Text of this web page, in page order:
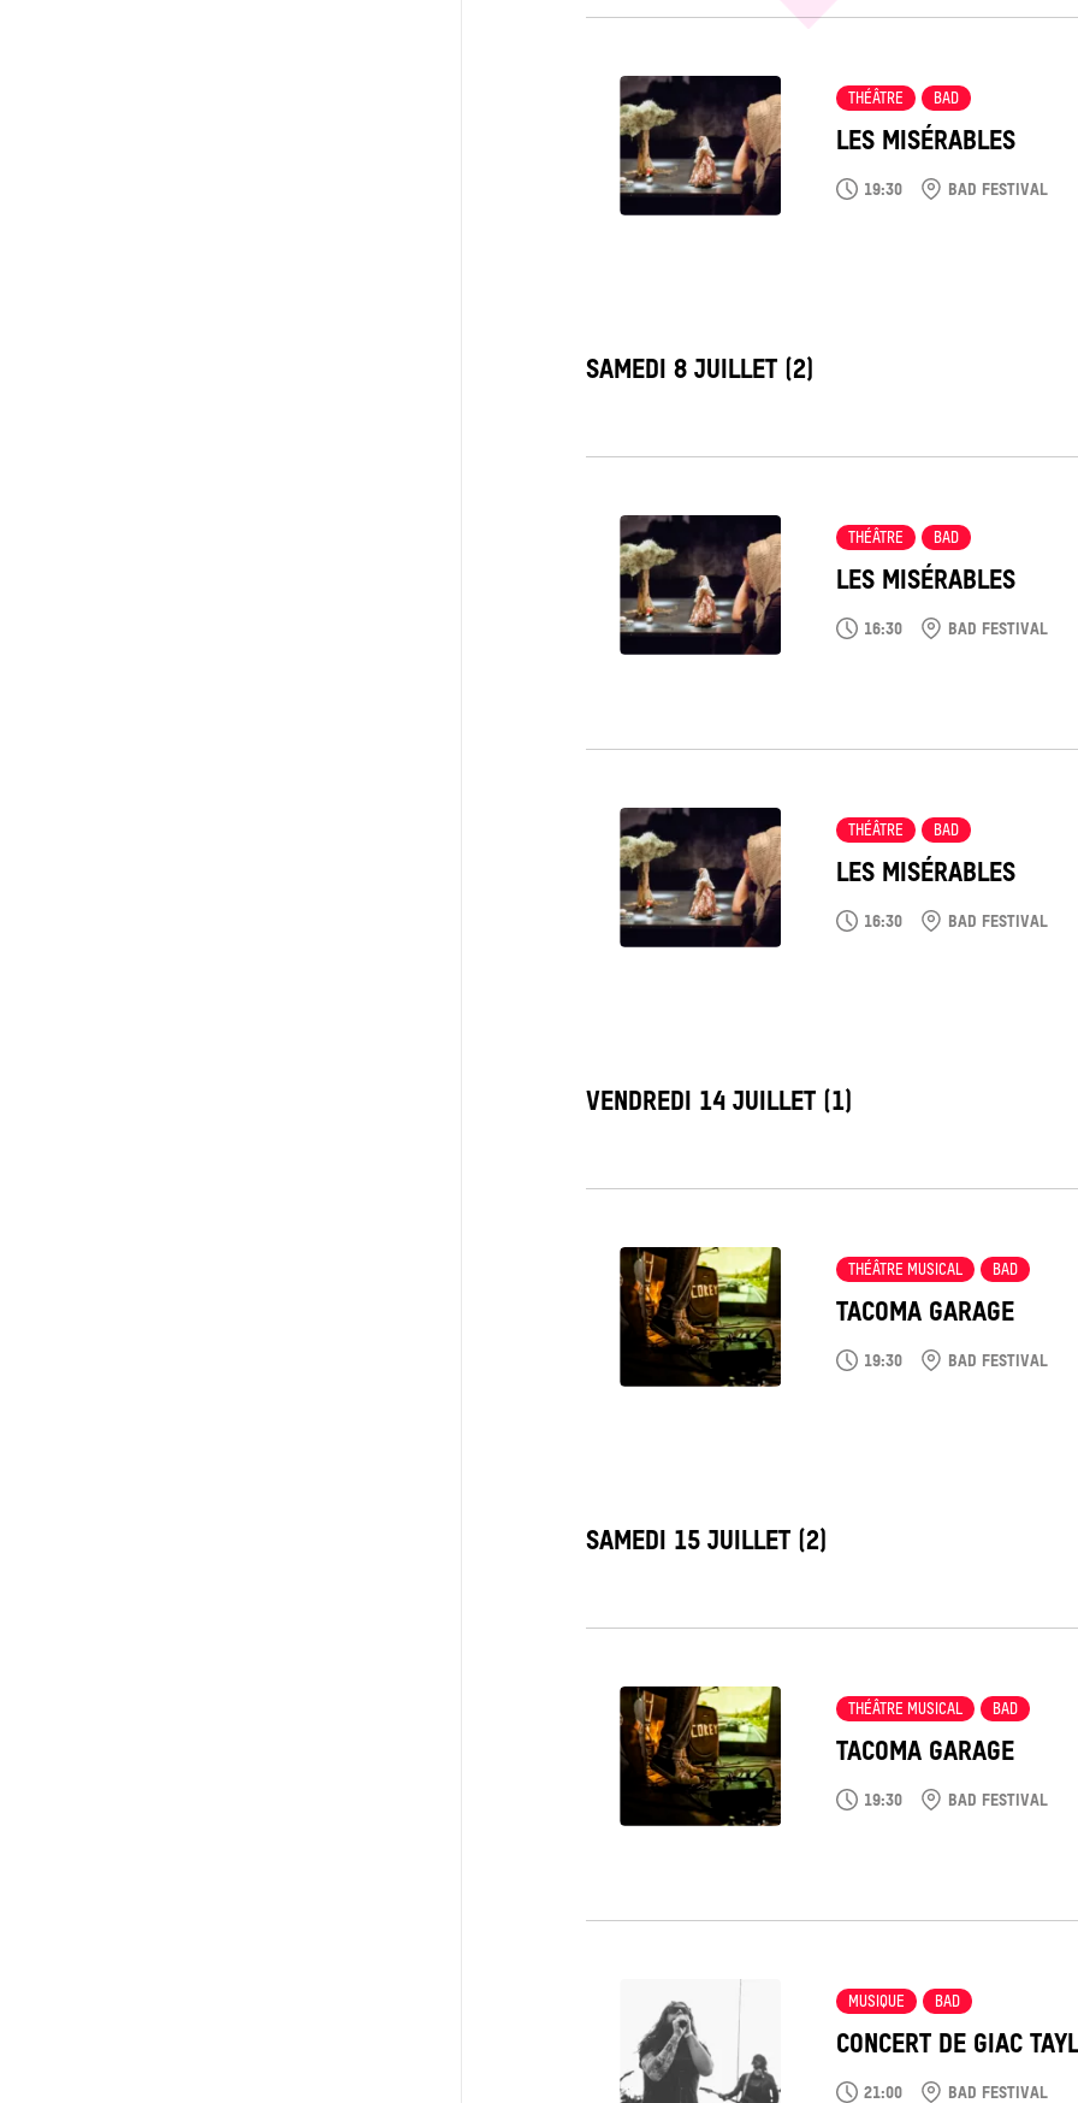
LES MISÉRABLES
THÉÂTRE BAD
19:30 BAD FESTIVAL
LABEL_DATE
SAMEDI 8 JUILLET (2)
LES MISÉRABLES
THÉÂTRE BAD
16:30 BAD FESTIVAL
LES MISÉRABLES
THÉÂTRE BAD
16:30 BAD FESTIVAL
LABEL_DATE
VENDREDI 14 JUILLET (1)
TACOMA GARAGE
THÉÂTRE MUSICAL BAD
19:30 BAD FESTIVAL
LABEL_DATE
SAMEDI 15 JUILLET (2)
TACOMA GARAGE
THÉÂTRE MUSICAL BAD
19:30 BAD FESTIVAL
CONCERT DE GIAC
MUSIQUE BAD
21:00 BAD FESTIVAL